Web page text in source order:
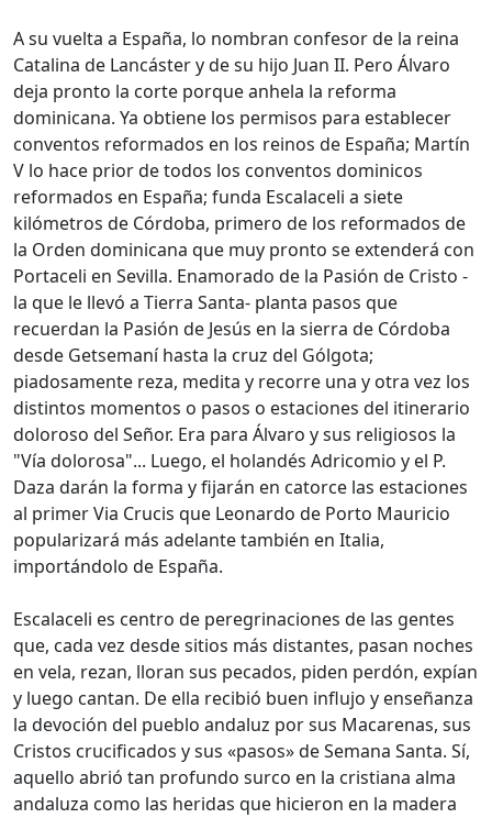
A su vuelta a España, lo nombran confesor de la reina
Catalina de Lancáster y de su hijo Juan II. Pero Álvaro
deja pronto la corte porque anhela la reforma
dominicana. Ya obtiene los permisos para establecer
conventos reformados en los reinos de España; Martín
V lo hace prior de todos los conventos dominicos
reformados en España; funda Escalaceli a siete
kilómetros de Córdoba, primero de los reformados de
la Orden dominicana que muy pronto se extenderá con
Portaceli en Sevilla. Enamorado de la Pasión de Cristo -
la que le llevó a Tierra Santa- planta pasos que
recuerdan la Pasión de Jesús en la sierra de Córdoba
desde Getsemaní hasta la cruz del Gólgota;
piadosamente reza, medita y recorre una y otra vez los
distintos momentos o pasos o estaciones del itinerario
doloroso del Señor. Era para Álvaro y sus religiosos la
"Vía dolorosa"... Luego, el holandés Adricomio y el P.
Daza darán la forma y fijarán en catorce las estaciones
al primer Via Crucis que Leonardo de Porto Mauricio
popularizará más adelante también en Italia,
importándolo de España.
Escalaceli es centro de peregrinaciones de las gentes
que, cada vez desde sitios más distantes, pasan noches
en vela, rezan, lloran sus pecados, piden perdón, expían
y luego cantan. De ella recibió buen influjo y enseñanza
la devoción del pueblo andaluz por sus Macarenas, sus
Cristos crucificados y sus «pasos» de Semana Santa. Sí,
aquello abrió tan profundo surco en la cristiana alma
andaluza como las heridas que hicieron en la madera